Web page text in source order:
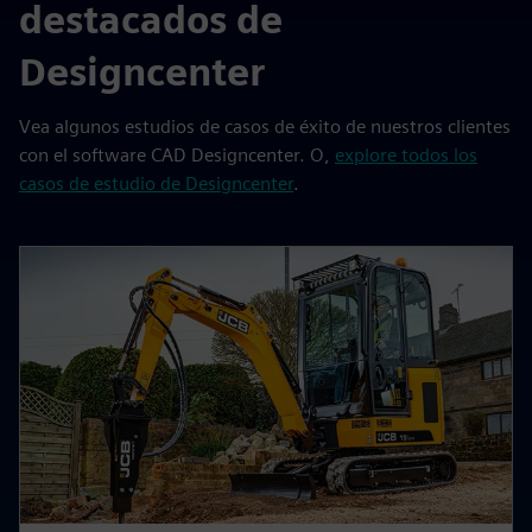
destacados de
Designcenter
Vea algunos estudios de casos de éxito de nuestros clientes
con el software CAD Designcenter. O, explore todos los
casos de estudio de Designcenter.